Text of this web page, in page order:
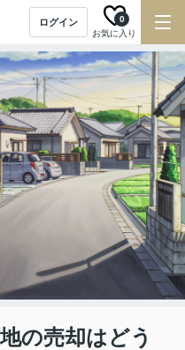
ログイン
お気に入り
0
の売却はどう